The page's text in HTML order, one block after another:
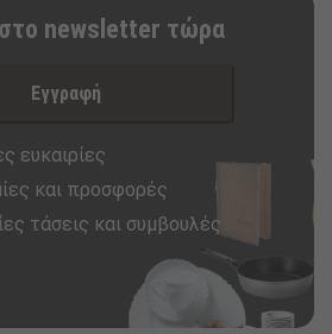
newsletter τώρα
Εγγραφή
ευκαιρίες
και προσφορές
τάσεις και συμβουλές